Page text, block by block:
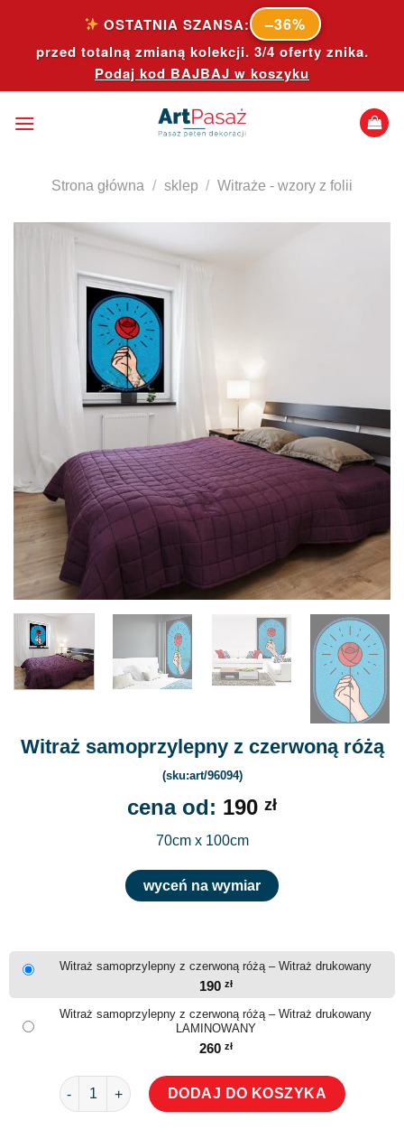
content
OSTATNIA SZANSA: –36%
przed totalną zmianą kolekcji. 3/4 oferty znika.
Podaj kod BAJBAJ w koszyku
Strona główna / sklep / Witraże - wzory z folii
Witraż samoprzylepny z czerwoną różą
(sku:art/96094)
cena od: 190 zł
70cm x 100cm
wyceń na wymiar
Witraż samoprzylepny z czerwoną różą – Witraż drukowany
190 zł
Witraż samoprzylepny z czerwoną różą – Witraż drukowany
LAMINOWANY
260 zł
ilość Witraż samoprzylepny z czerwoną różą
DODAJ DO KOSZYKA